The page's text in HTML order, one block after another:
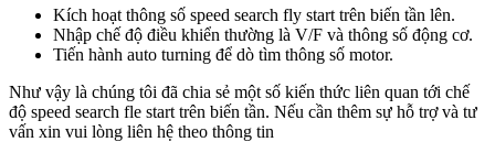
Kích hoạt thông số speed search fly start trên biến tần lên.
Nhập chế độ điều khiển thường là V/F và thông số động cơ.
Tiến hành auto turning để dò tìm thông số motor.
Như vậy là chúng tôi đã chia sẻ một số kiến thức liên quan tới chế
độ speed search fle start trên biến tần. Nếu cần thêm sự hỗ trợ và tư
vấn xin vui lòng liên hệ theo thông tin